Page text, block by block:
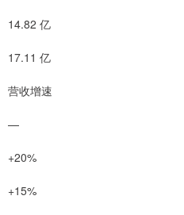
14.82 亿
17.11 亿
营收增速
—
+20%
+15%